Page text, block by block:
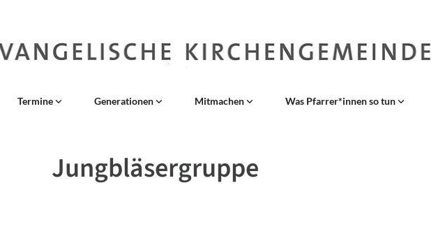
Termine Generationen Mitmachen Was Pfarrer*innen so tun
Jungbläsergruppe